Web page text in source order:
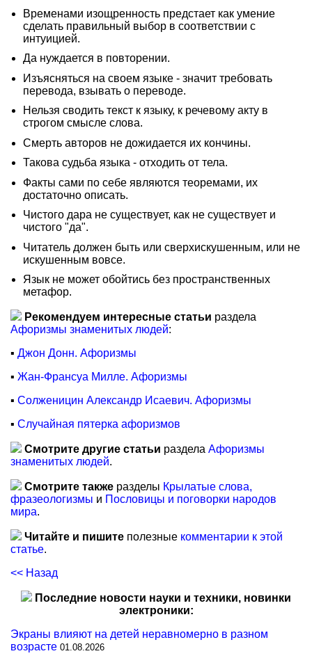
Временами изощренность предстает как умение
сделать правильный выбор в соответствии с
интуицией.
Да нуждается в повторении.
Изъясняться на своем языке - значит требовать
перевода, взывать о переводе.
Нельзя сводить текст к языку, к речевому акту в
строгом смысле слова.
Смерть авторов не дожидается их кончины.
Такова судьба языка - отходить от тела.
Факты сами по себе являются теоремами, их
достаточно описать.
Чистого дара не существует, как не существует и
чистого "да".
Читатель должен быть или сверхискушенным, или не
искушенным вовсе.
Язык не может обойтись без пространственных
метафор.
Рекомендуем интересные статьи раздела
Афоризмы знаменитых людей:
▪ Джон Донн. Афоризмы
▪ Жан-Франсуа Милле. Афоризмы
▪ Солженицин Александр Исаевич. Афоризмы
▪ Случайная пятерка афоризмов
Смотрите другие статьи раздела Афоризмы
знаменитых людей.
Смотрите также разделы Крылатые слова,
фразеологизмы и Пословицы и поговорки народов
мира.
Читайте и пишите полезные комментарии к этой
статье.
<< Назад
Последние новости науки и техники, новинки
электроники:
Экраны влияют на детей неравномерно в разном
возрасте 01.08.2026